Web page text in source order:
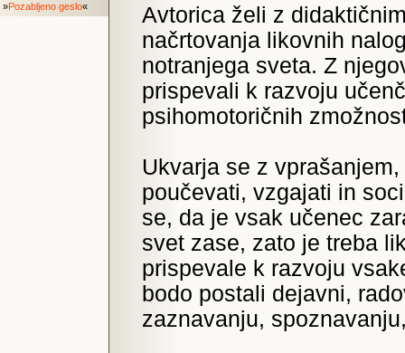
»Pozabljeno geslo«
Avtorica želi z
načrtovanja likovnih
notranjega sveta. Z
prispevali k razvoju
psihomotoričnih
Ukvarja se z
poučevati, vzgajati in
se, da je vsak učenec
svet zase, zato je treba
prispevale k razvoju
bodo postali dejavni,
zaznavanju,